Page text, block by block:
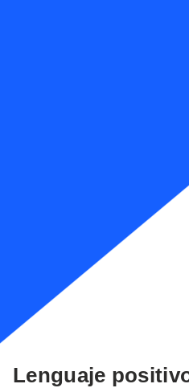
Lenguaje